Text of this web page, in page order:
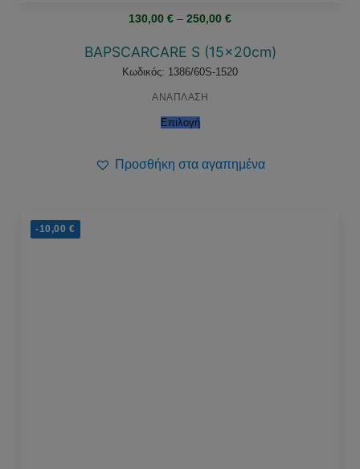
130,00 € – 250,00 €Price
through
250,00 €
BAPSCARCARE S (15x20cm)
Κωδικός: 1386/60S-1520
ΑΝΑΠΛΑΣΗ
Επιλογή
Προσθήκη στα αγαπημένα
-10,00 €